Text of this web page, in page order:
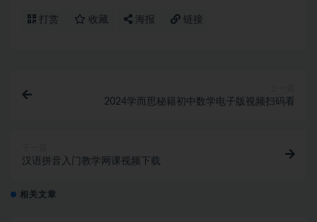
打赏 收藏 海报 链接
2024学而思秘籍初中数学电子版视频扫码看
汉语拼音入门教学网课视频下载
相关文章